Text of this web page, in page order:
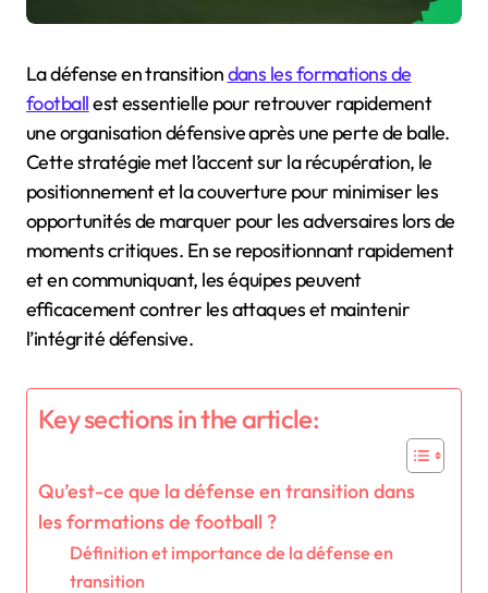
La défense en transitiondans les formations de
footballest essentielle pour retrouver rapidement
une organisation défensive après une perte de balle.
Cette stratégie met l’accent sur la récupération, le
positionnement et la couverture pour minimiser les
opportunités de marquer pour les adversaires lors de
moments critiques. En se repositionnant rapidement
et en communiquant, les équipes peuvent
efficacement contrer les attaques et maintenir
l’intégrité défensive.
Key sections in the article:
Qu’est-ce que la défense en transition dans
les formations de football ?
Définition et importance de la défense en
transition